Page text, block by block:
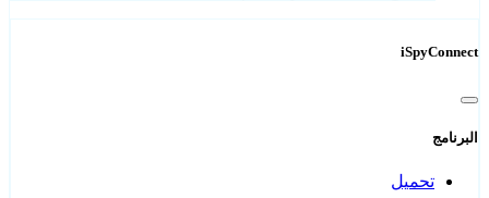
iSpyConnect
البرنامج
تحميل